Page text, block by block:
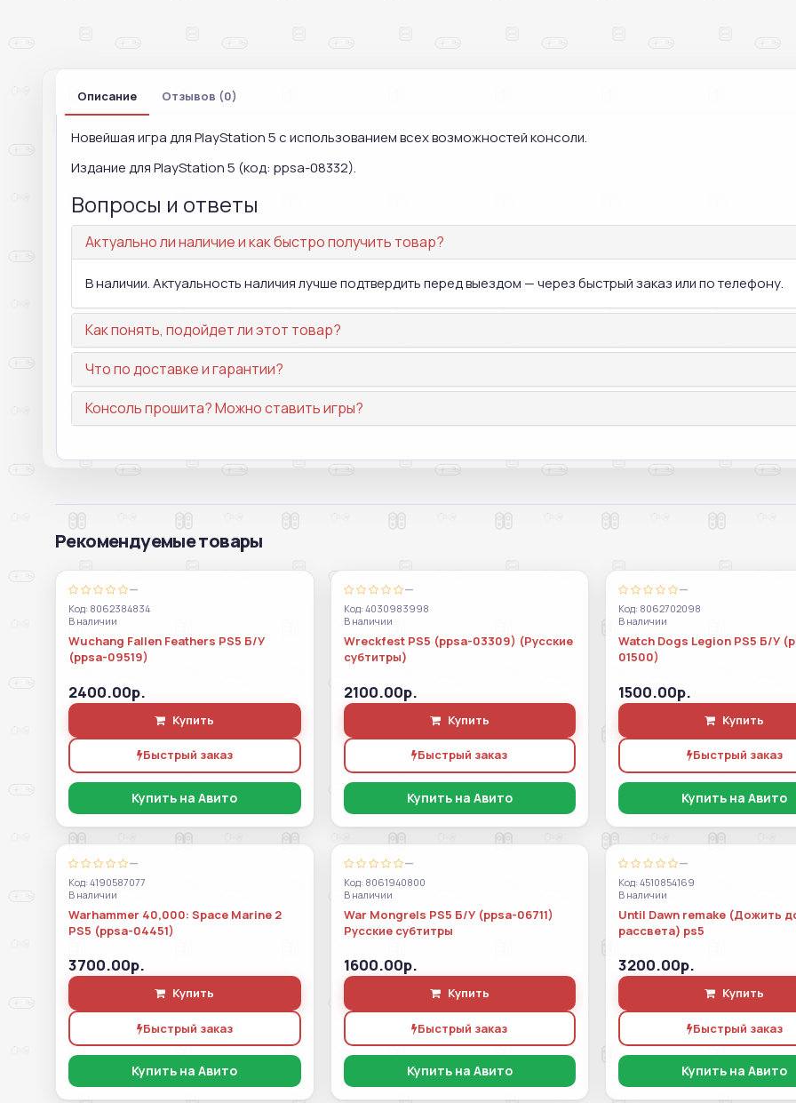
Описание Отзывов (0)
Новейшая игра для PlayStation 5 с использованием всех возможностей консоли.
Издание для PlayStation 5 (код: ppsa-08332).
Вопросы и ответы
Актуально ли наличие и как быстро получить товар?
В наличии. Актуальность наличия лучше подтвердить перед выездом — через быстрый заказ или по телефону.
Как понять, подойдет ли этот товар?
Что по доставке и гарантии?
Консоль прошита? Можно ставить игры?
Рекомендуемые товары
—
Код: 8062384834
В наличии
Wuchang Fallen Feathers PS5 Б/У
(ppsa-09519)
2400.00р.
Купить
Быстрый заказ
Купить на Авито
—
Код: 4030983998
В наличии
Wreckfest PS5 (ppsa-03309) (Русские
субтитры)
2100.00р.
Купить
Быстрый заказ
Купить на Авито
—
Код: 8062702098
В наличии
Watch Dogs Legion PS5 Б/У
01500)
1500.00р.
Купить
Быстрый заказ
Купить на Авито
—
Код: 4190587077
В наличии
Warhammer 40,000: Space Marine 2
PS5 (ppsa-04451)
3700.00р.
Купить
Быстрый заказ
Купить на Авито
—
Код: 8061940800
В наличии
War Mongrels PS5 Б/У (ppsa-06711)
Русские субтитры
1600.00р.
Купить
Быстрый заказ
Купить на Авито
—
Код: 4510854169
В наличии
Until Dawn remake (Дожить
рассвета) ps5
3200.00р.
Купить
Быстрый заказ
Купить на Авито